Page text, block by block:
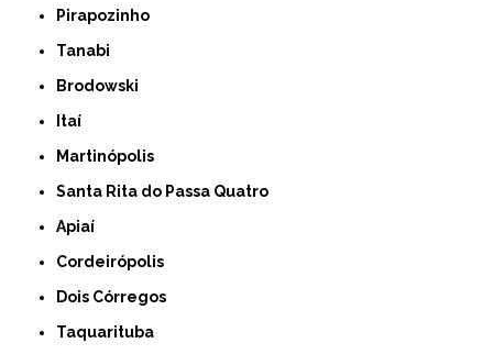
Pirapozinho
Tanabi
Brodowski
Itaí
Martinópolis
Santa Rita do Passa Quatro
Apiaí
Cordeirópolis
Dois Córregos
Taquarituba